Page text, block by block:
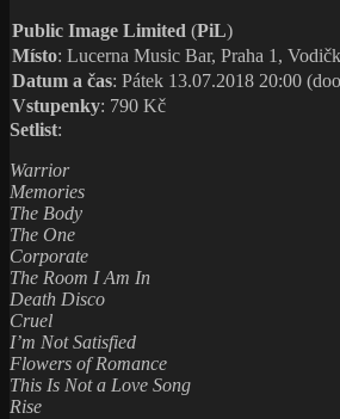
Public Image Limited (PiL)
Místo: Lucerna Music Bar, Praha 1,
Datum a čas: Pátek 13.07.2018 20:00
Vstupenky: 790 Kč
Setlist:
Warrior
Memories
The Body
The One
Corporate
The Room I Am In
Death Disco
Cruel
I’m Not Satisfied
Flowers of Romance
This Is Not a Love Song
Rise